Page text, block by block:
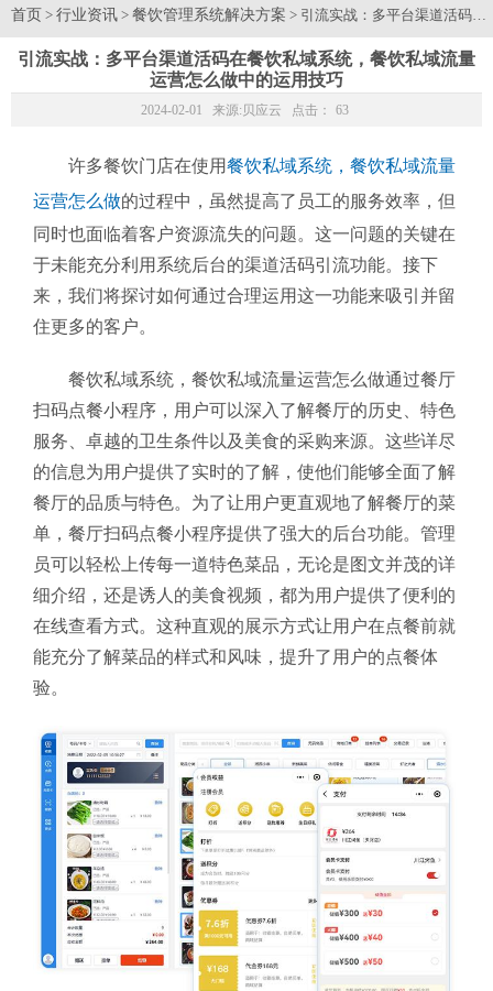
首页 > 行业资讯 > 餐饮管理系统解决方案 > 引流实战：多平台渠道活码
引流实战：多平台渠道活码在餐饮私域系统，餐饮私域流量
运营怎么做中的运用技巧
2024-02-01 来源: 贝应云 点击： 63
许多餐饮门店在使用餐饮私域系统，餐饮私域流量
运营怎么做的过程中，虽然提高了员工的服务效率，但
同时也面临着客户资源流失的问题。这一问题的关键在
于未能充分利用系统后台的渠道活码引流功能。接下
来，我们将探讨如何通过合理运用这一功能来吸引并留
住更多的客户。
餐饮私域系统，餐饮私域流量运营怎么做通过餐厅
扫码点餐小程序，用户可以深入了解餐厅的历史、特色
服务、卓越的卫生条件以及美食的采购来源。这些详尽
的信息为用户提供了实时的了解，使他们能够全面了解
餐厅的品质与特色。为了让用户更直观地了解餐厅的菜
单，餐厅扫码点餐小程序提供了强大的后台功能。管理
员可以轻松上传每一道特色菜品，无论是图文并茂的详
细介绍，还是诱人的美食视频，都为用户提供了便利的
在线查看方式。这种直观的展示方式让用户在点餐前就
能充分了解菜品的样式和风味，提升了用户的点餐体
验。